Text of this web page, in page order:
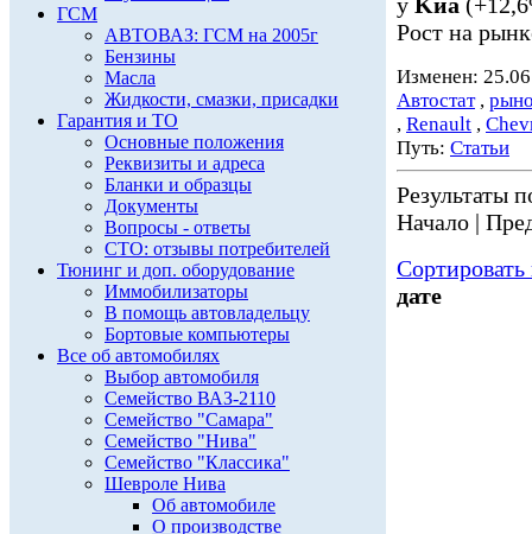
ГСМ
АВТОВАЗ: ГСМ на 2005г
Бензины
Масла
Жидкости, смазки, присадки
Гарантия и ТО
Основные положения
Реквизиты и адреса
Бланки и образцы
Документы
Вопросы - ответы
СТО: отзывы потребителей
Тюнинг и доп. оборудование
Иммобилизаторы
В помощь автовладельцу
Бортовые компьютеры
Все об автомобилях
Выбор автомобиля
Семейство ВАЗ-2110
Семейство "Самара"
Семейство "Нива"
Семейство "Классика"
Шевроле Нива
Об автомобиле
О производстве
Рост на
Изменен:
Автостат,
, Renault ,
Путь: Статьи
Результаты
Начало |
дате